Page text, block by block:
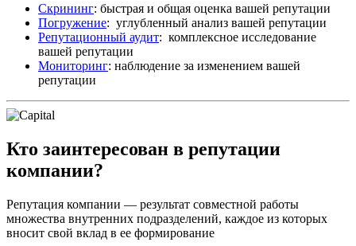
Скрининг: быстрая и общая оценка вашей репутации
Погружение: углубленный анализ вашей репутации
Репутационный аудит: комплексное исследование
вашей репутации
Мониторинг: наблюдение за изменением вашей
репутации
Кто заинтересован в репутации
компании?
Репутация компании — результат совместной работы
множества внутренних подразделений, каждое из которых
вносит свой вклад в ее формирование